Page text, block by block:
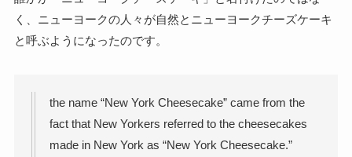
く、ニューヨークの人々が自然とニューヨークチーズケーキ
と呼ぶようになったのです。
the name “New York Cheesecake” came from the
fact that New Yorkers referred to the cheesecakes
made in New York as “New York Cheesecake.”